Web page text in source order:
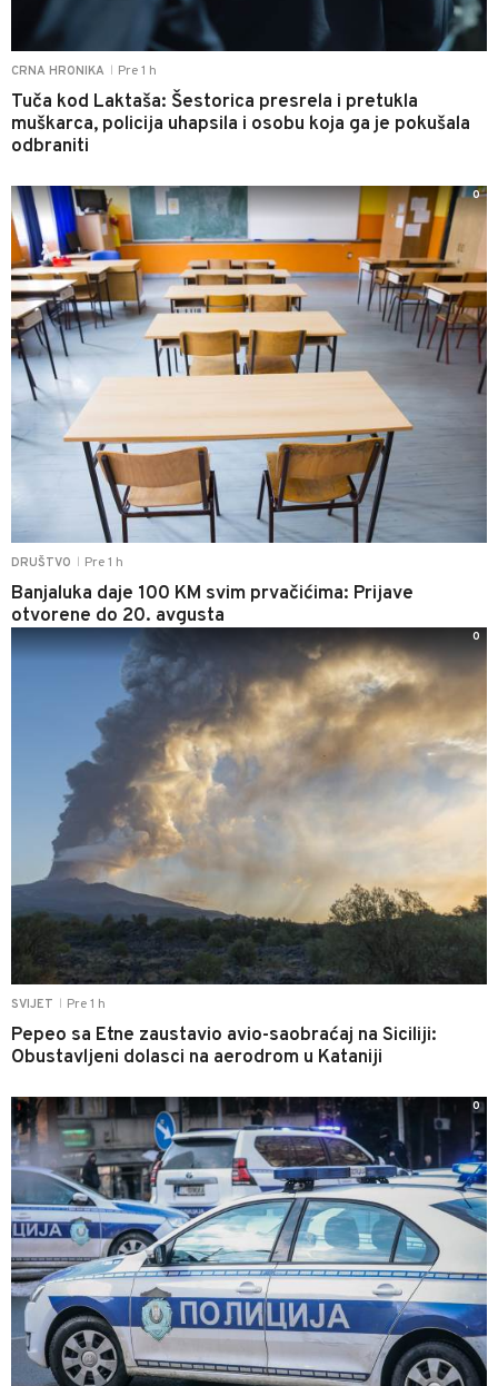
CRNA HRONIKA Pre 1 h
Tuča kod Laktaša: Šestorica presrela i pretukla
muškarca, policija uhapsila i osobu koja ga je pokušala
odbraniti
DRUŠTVO Pre 1 h
Banjaluka daje 100 KM svim prvačićima: Prijave
otvorene do 20. avgusta
0
SVIJET Pre 1 h
Pepeo sa Etne zaustavio avio-saobraćaj na Siciliji:
Obustavljeni dolasci na aerodrom u Kataniji
0
0